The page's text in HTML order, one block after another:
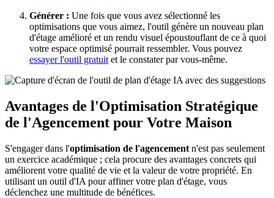
Générer : Une fois que vous avez sélectionné les
optimisations que vous aimez, l'outil génère un nouveau plan
d'étage amélioré et un rendu visuel époustouflant de ce à quoi
votre espace optimisé pourrait ressembler. Vous pouvez
essayer l'outil gratuit et le constater par vous-même.
Avantages de l'Optimisation Stratégique
de l'Agencement pour Votre Maison
S'engager dans l'optimisation de l'agencement n'est pas seulement
un exercice académique ; cela procure des avantages concrets qui
améliorent votre qualité de vie et la valeur de votre propriété. En
utilisant un outil d'IA pour affiner votre plan d'étage, vous
déclenchez une multitude de bénéfices.